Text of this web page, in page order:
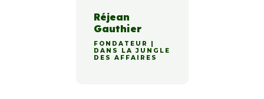
Réjean
Gauthier
FONDATEUR |
DANS LA JUNGLE
DES AFFAIRES